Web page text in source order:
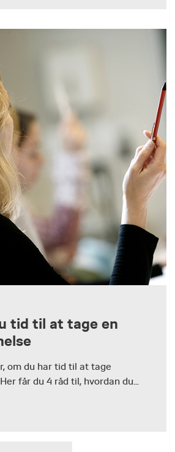
tid til at tage en
om du har tid til at tage
får du 4 råd til, hvordan du...